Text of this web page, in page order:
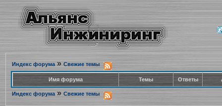
Индекс форума» Свежие темы
Имя форума Темы Ответы
Индекс форума » Свежие темы